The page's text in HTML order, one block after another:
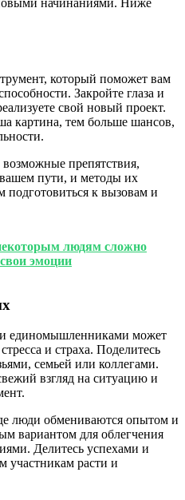
который поможет вам
Закройте глаза и
свой новый проект.
картина, тем больше шансов,
препятствия,
пути, и методы их
к вызовам и
людям сложно
эмоции
единомышленниками может
и страха. Поделитесь
семьей или коллегами.
взгляд на ситуацию и
люди обмениваются опытом и
вариантом для облегчения
Делитесь успехами и
участникам расти и